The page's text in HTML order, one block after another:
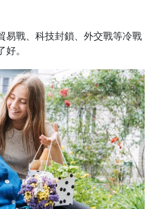
易戰、科技封鎖、外交戰等冷戰
。